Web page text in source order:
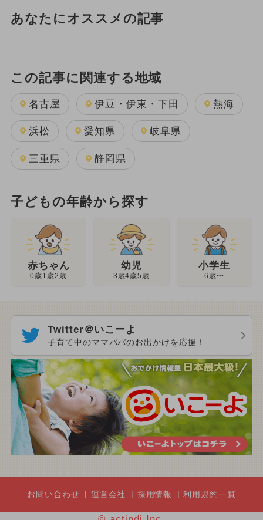
あなたにオススメの記事
この記事に関連する地域
名古屋 伊豆・伊東・下田 熱海
浜松 愛知県 岐阜県
三重県 静岡県
子どもの年齢から探す
赤ちゃん
0歳1歳2歳
幼児
3歳4歳5歳
小学生
6歳〜
Twitter＠いこーよ
子育て中のママパパのお出かけを応援！
お問い合わせ 運営会社 採用情報 利用規約一覧